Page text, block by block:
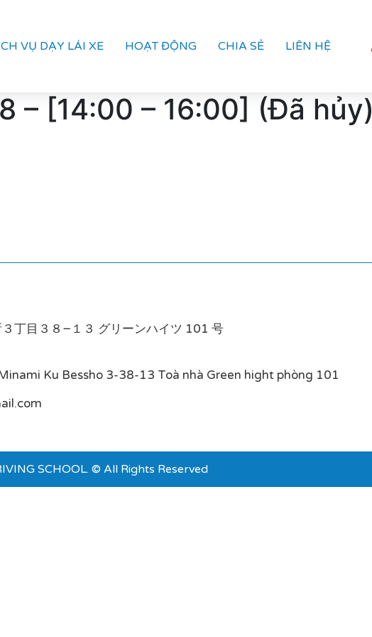
VỤ DẠY LÁI XE HOẠT ĐỘNG CHIA SẺ LIÊN HỆ
– [14:00 – 16:00] (Đã hủy)
丁目３８−１３ グリーンハイツ 101 号
Ku Bessho 3-38-13 Toà nhà Green hight phòng 101
SCHOOL. © All Rights Reserved